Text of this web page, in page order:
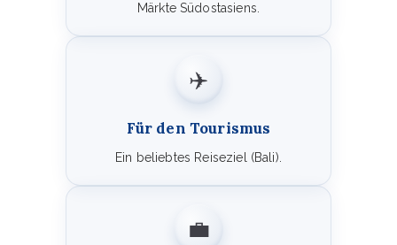
Märkte Südostasiens.
✈️
Für den Tourismus
Ein beliebtes Reiseziel (Bali).
💼